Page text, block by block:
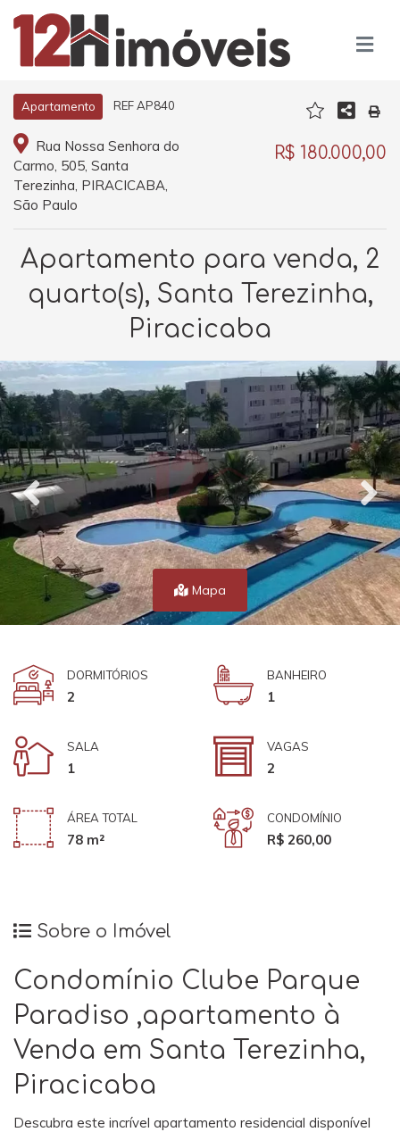
Apartamento REF AP840
Rua Nossa Senhora do
Carmo, 505, Santa
Terezinha, PIRACICABA,
São Paulo
R$ 180.000,00
Apartamento para venda, 2
quarto(s), Santa Terezinha,
Piracicaba
Mapa
DORMITÓRIOS
2
BANHEIRO
1
SALA
1
VAGAS
2
ÁREA TOTAL
78 m²
CONDOMÍNIO
R$ 260,00
Sobre o Imóvel
Condomínio Clube Parque
Paradiso ,apartamento à
Venda em Santa Terezinha,
Piracicaba
Descubra este incrível apartamento residencial disponível